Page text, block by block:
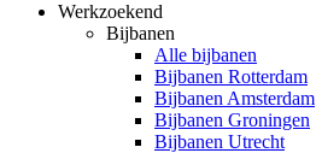
Werkzoekend
Bijbanen
Alle bijbanen
Bijbanen Rotterdam
Bijbanen Amsterdam
Bijbanen Groningen
Bijbanen Utrecht